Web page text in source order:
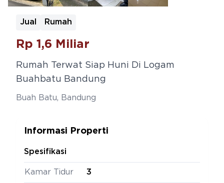
Jual Rumah
Rp 1,6 Miliar
Rumah Terwat Siap Huni Di Logam
Buahbatu Bandung
Buah Batu, Bandung
Informasi Properti
Spesifikasi
Kamar Tidur 3